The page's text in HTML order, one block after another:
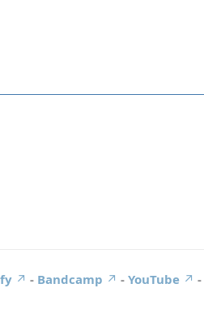
- Bandcamp - YouTube -